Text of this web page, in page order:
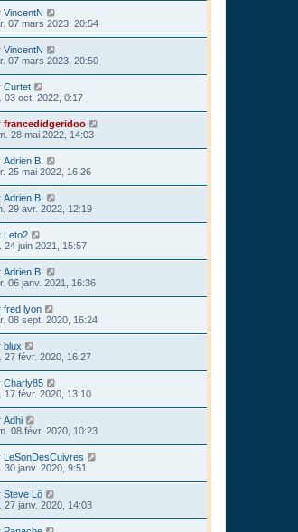
VincentN
07 mars 2023, 20:54
VincentN
07 mars 2023, 20:50
Curtet
03 oct. 2022, 0:17
francedidgeridoo
28 mai 2022, 14:03
Adrien B.
25 mai 2022, 16:26
Adrien B.
29 avr. 2022, 12:19
Leto2
24 juin 2021, 15:57
Adrien B.
06 janv. 2021, 16:36
fred lyon
08 sept. 2020, 16:24
blux
27 févr. 2020, 16:27
Charly85
17 févr. 2020, 13:10
Adhi
08 févr. 2020, 10:23
LeSonDesCuivres
30 janv. 2020, 9:51
Steve Lô
27 janv. 2020, 14:03